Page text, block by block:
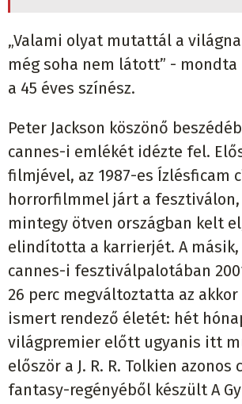
„Valami olyat mutattál a
még soha nem látott” -
a 45 éves színész.
Peter Jackson köszönő
cannes-i emlékét idézte fel.
filmjével, az 1987-es Ízlésficam
horrorfilmmel járt a
mintegy ötven országban kelt
elindította a karrierjét. A másik,
cannes-i fesztiválpalotában
26 perc megváltoztatta az akkor
ismert rendező életét: hét
világpremier előtt ugyanis itt
először a J. R. R. Tolkien azonos
fantasy-regényéből készült A